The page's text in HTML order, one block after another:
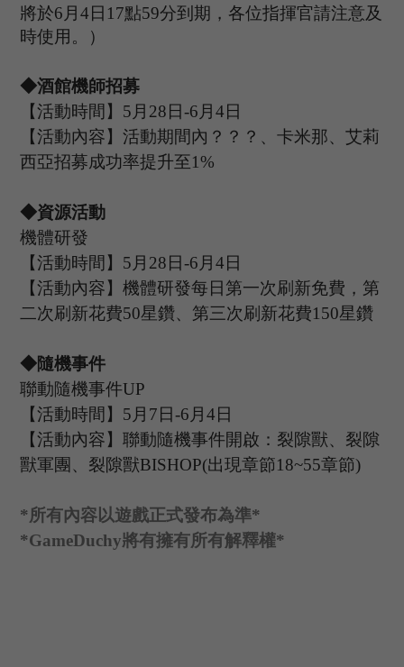
將於6 月4 日 17點59分到期，各位指揮官請注意及
時使用。）
◆酒館機師招募
【活動時間】 5 月 28 日-6 月4 日
【活動內容】活動期間內？？？ 、卡米那、艾莉
西亞招募成功率提升至1%
◆資源活動
機體研發
【活動時間】 5 月 28 日-6 月4 日
【活動內容】機體研發每日第一次刷新免費，第
二次刷新花費50星鑽、第三次刷新花費150星鑽
◆隨機事件
聯動隨機事件UP
【活動時間】 5 月 7 日-6 月4 日
【活動內容】聯動隨機事件開啟：裂隙獸、裂隙
獸軍團、裂隙獸BISHOP(出現章節18~55章節)
*所有內容以遊戲正式發布為準*
*GameDuchy將有擁有所有解釋權*